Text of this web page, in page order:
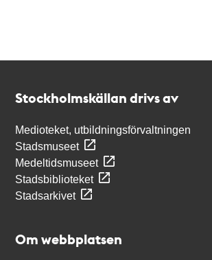
Stockholmskällan drivs av
Medioteket, utbildningsförvaltningen
Stadsmuseet
Medeltidsmuseet
Stadsbiblioteket
Stadsarkivet
Om webbplatsen